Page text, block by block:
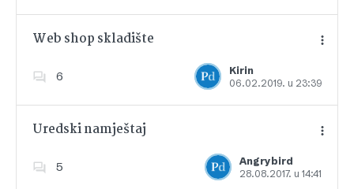
Web shop skladište
6
Kirin
06.02.2019. u 23:39
Dodajte u favorite
Uredski namještaj
5
Angrybird
28.08.2017. u 14:41
Dodajte u favorite